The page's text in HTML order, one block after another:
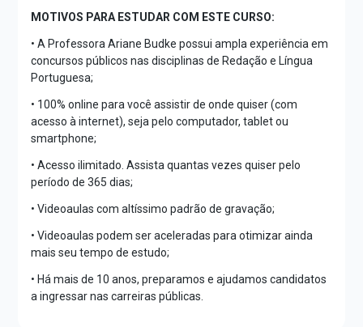
MOTIVOS PARA ESTUDAR COM ESTE CURSO:
• A Professora Ariane Budke possui ampla experiência em
concursos públicos nas disciplinas de Redação e Língua
Portuguesa;
• 100% online para você assistir de onde quiser (com
acesso à internet), seja pelo computador, tablet ou
smartphone;
• Acesso ilimitado. Assista quantas vezes quiser pelo
período de 365 dias;
• Videoaulas com altíssimo padrão de gravação;
• Videoaulas podem ser aceleradas para otimizar ainda
mais seu tempo de estudo;
• Há mais de 10 anos, preparamos e ajudamos candidatos
a ingressar nas carreiras públicas.